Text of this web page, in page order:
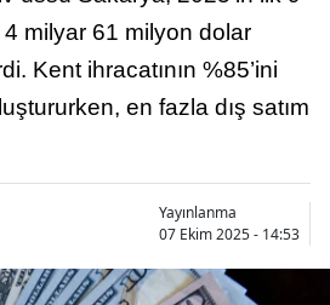
milyar 61 milyon dolar
Kent ihracatının %85’ini
en fazla dış satım
Yayınlanma
07 Ekim 2025 - 14:53